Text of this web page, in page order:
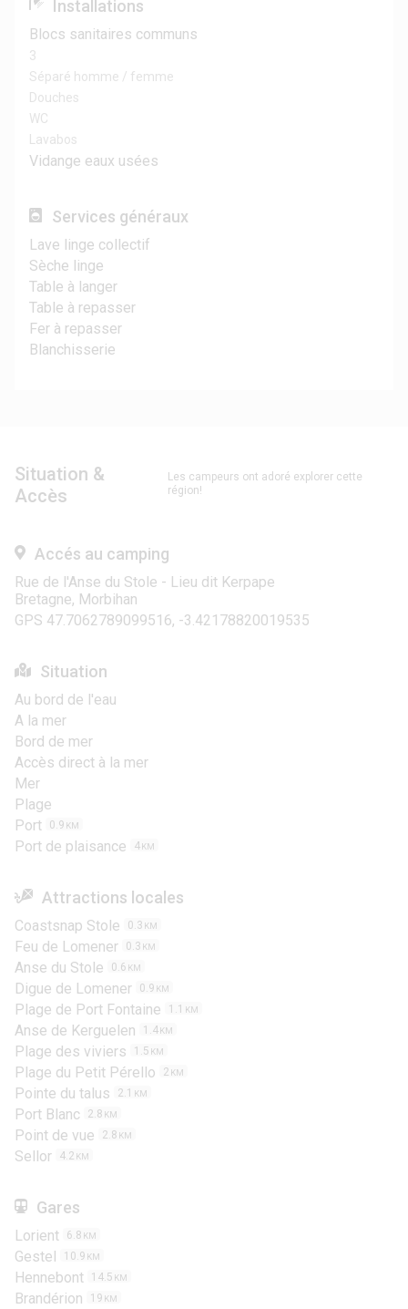
Installations
Blocs sanitaires communs
3
Séparé homme / femme
Douches
WC
Lavabos
Vidange eaux usées
Services généraux
Lave linge collectif
Sèche linge
Table à langer
Table à repasser
Fer à repasser
Blanchisserie
Situation &
Accès
Les campeurs ont adoré explorer cette
région!
Accés au camping
Rue de l'Anse du Stole - Lieu dit Kerpape
Bretagne, Morbihan
GPS 47.7062789099516, -3.42178820019535
Situation
Au bord de l'eau
A la mer
Bord de mer
Accès direct à la mer
Mer
Plage
Port
0.9 KM
Port de plaisance 4 KM
Attractions locales
Coastsnap Stole 0.3 KM
Feu de Lomener 0.3 KM
Anse du Stole 0.6 KM
Digue de Lomener 0.9 KM
Plage de Port Fontaine 1.1 KM
Anse de Kerguelen 1.4 KM
Plage des viviers 1.5 KM
Plage du Petit Pérello 2 KM
Pointe du talus 2.1 KM
Port Blanc 2.8 KM
Point de vue 2.8 KM
Sellor 4.2 KM
Gares
Lorient 6.8 KM
Gestel 10.9 KM
Hennebont 14.5 KM
Brandérion 19 KM